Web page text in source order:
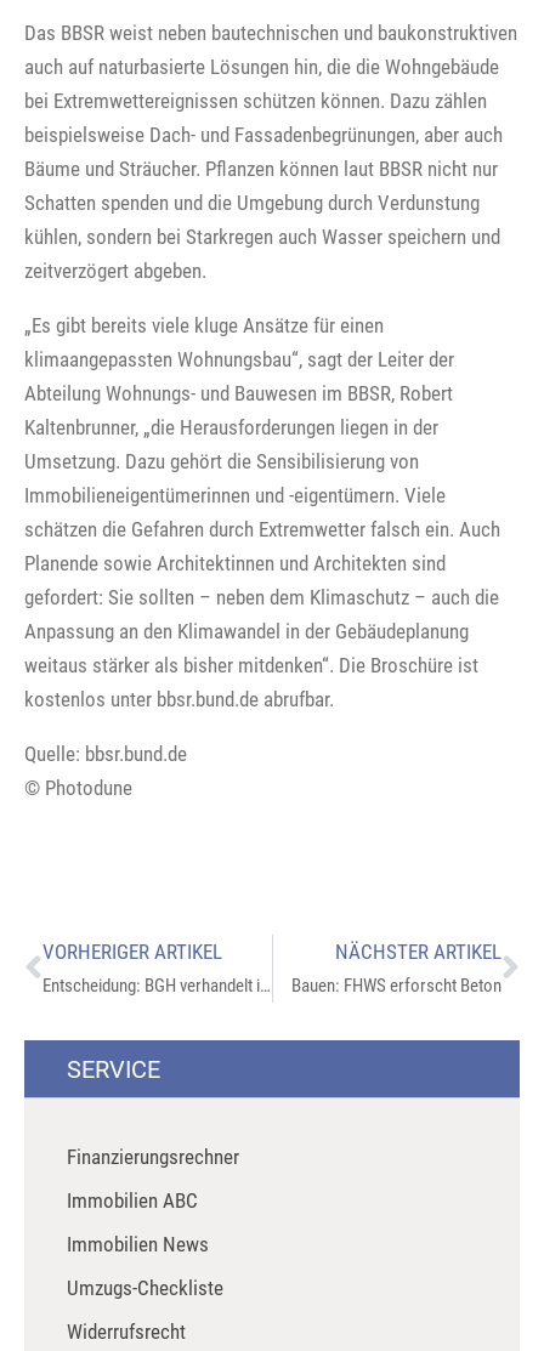
Das BBSR weist neben bautechnischen und baukonstruktiven
auch auf naturbasierte Lösungen hin, die die Wohngebäude
bei Extremwettereignissen schützen können. Dazu zählen
beispielsweise Dach- und Fassadenbegrünungen, aber auch
Bäume und Sträucher. Pflanzen können laut BBSR nicht nur
Schatten spenden und die Umgebung durch Verdunstung
kühlen, sondern bei Starkregen auch Wasser speichern und
zeitverzögert abgeben.
„Es gibt bereits viele kluge Ansätze für einen
klimaangepassten Wohnungsbau“, sagt der Leiter der
Abteilung Wohnungs- und Bauwesen im BBSR, Robert
Kaltenbrunner, „die Herausforderungen liegen in der
Umsetzung. Dazu gehört die Sensibilisierung von
Immobilieneigentümerinnen und -eigentümern. Viele
schätzen die Gefahren durch Extremwetter falsch ein. Auch
Planende sowie Architektinnen und Architekten sind
gefordert: Sie sollten – neben dem Klimaschutz – auch die
Anpassung an den Klimawandel in der Gebäudeplanung
weitaus stärker als bisher mitdenken“. Die Broschüre ist
kostenlos unter bbsr.bund.de abrufbar.
Quelle: bbsr.bund.de
© Photodune
VORHERIGER ARTIKEL
Entscheidung: BGH verhandelt interessanten Fall
NÄCHSTER ARTIKEL
Bauen: FHWS erforscht Beton
SERVICE
Finanzierungsrechner
Immobilien ABC
Immobilien News
Umzugs-Checkliste
Widerrufsrecht